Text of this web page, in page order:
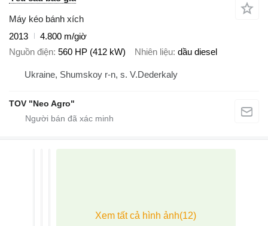
Máy kéo bánh xích
2013
4.800 m/giờ
Nguồn điện 560 HP (412 kW) Nhiên liệu dầu diesel
Ukraine, Shumskoy r-n, s. V.Dederkaly
TOV "Neo Agro"